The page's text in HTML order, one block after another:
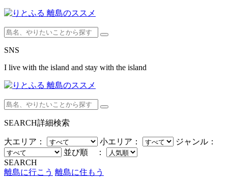
SNS
I live with the island and stay with the island
SEARCH詳細検索
大エリア： 小エリア：
ジャンル：
並び順 ：
SEARCH
離島に行こう 離島に住もう